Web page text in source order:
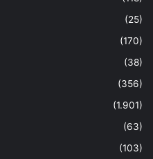
(25)
(170)
(38)
(356)
(1.901)
(63)
(103)